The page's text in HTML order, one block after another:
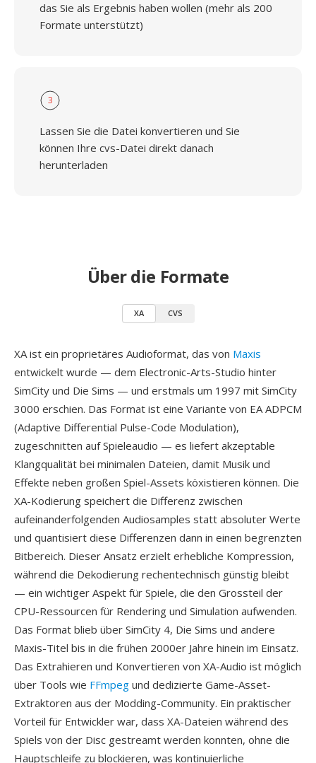
das Sie als Ergebnis haben wollen (mehr als 200
Formate unterstützt)
3
Lassen Sie die Datei konvertieren und Sie
können Ihre cvs-Datei direkt danach
herunterladen
Über die Formate
XA CVS
XA ist ein proprietäres Audioformat, das von Maxis
entwickelt wurde — dem Electronic-Arts-Studio hinter
SimCity und Die Sims — und erstmals um 1997 mit SimCity
3000 erschien. Das Format ist eine Variante von EA ADPCM
(Adaptive Differential Pulse-Code Modulation),
zugeschnitten auf Spieleaudio — es liefert akzeptable
Klangqualität bei minimalen Dateien, damit Musik und
Effekte neben großen Spiel-Assets köxistieren können. Die
XA-Kodierung speichert die Differenz zwischen
aufeinanderfolgenden Audiosamples statt absoluter Werte
und quantisiert diese Differenzen dann in einen begrenzten
Bitbereich. Dieser Ansatz erzielt erhebliche Kompression,
während die Dekodierung rechentechnisch günstig bleibt
— ein wichtiger Aspekt für Spiele, die den Grossteil der
CPU-Ressourcen für Rendering und Simulation aufwenden.
Das Format blieb über SimCity 4, Die Sims und andere
Maxis-Titel bis in die frühen 2000er Jahre hinein im Einsatz.
Das Extrahieren und Konvertieren von XA-Audio ist möglich
über Tools wie FFmpeg und dedizierte Game-Asset-
Extraktoren aus der Modding-Community. Ein praktischer
Vorteil für Entwickler war, dass XA-Dateien während des
Spiels von der Disc gestreamt werden konnten, ohne die
Hauptschleife zu blockieren, was kontinuierliche